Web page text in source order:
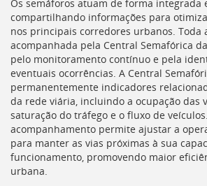
deste
menu
[]
Os semáforos atuam de forma integrada
compartilhando informações para
nos principais corredores urbanos. Toda
acompanhada pela Central Semafórica
pelo monitoramento contínuo e pela
eventuais ocorrências. A Central
permanentemente indicadores
da rede viária, incluindo a ocupação das
saturação do tráfego e o fluxo de
acompanhamento permite ajustar a
para manter as vias próximas à sua
funcionamento, promovendo maior
urbana.